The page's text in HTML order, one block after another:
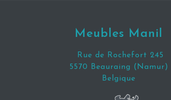
Meubles Manil
Rue de Rochefort 245
5570 Beauraing (Namur)
Belgique